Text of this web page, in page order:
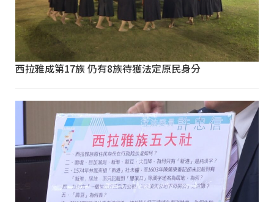
西拉雅成第17族 仍有8族待獲法定原民身分